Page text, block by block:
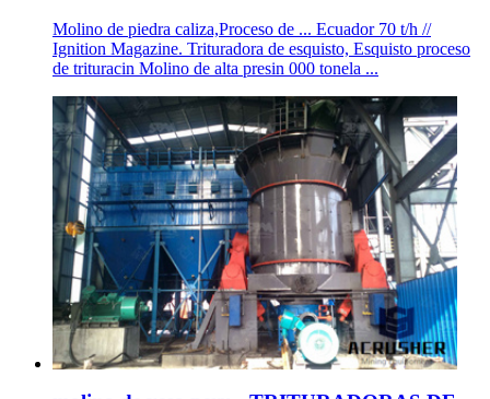
Molino de piedra caliza,Proceso de ... Ecuador 70 t/h //
Ignition Magazine. Trituradora de esquisto, Esquisto proceso
de trituracin Molino de alta presin 000 tonela ...